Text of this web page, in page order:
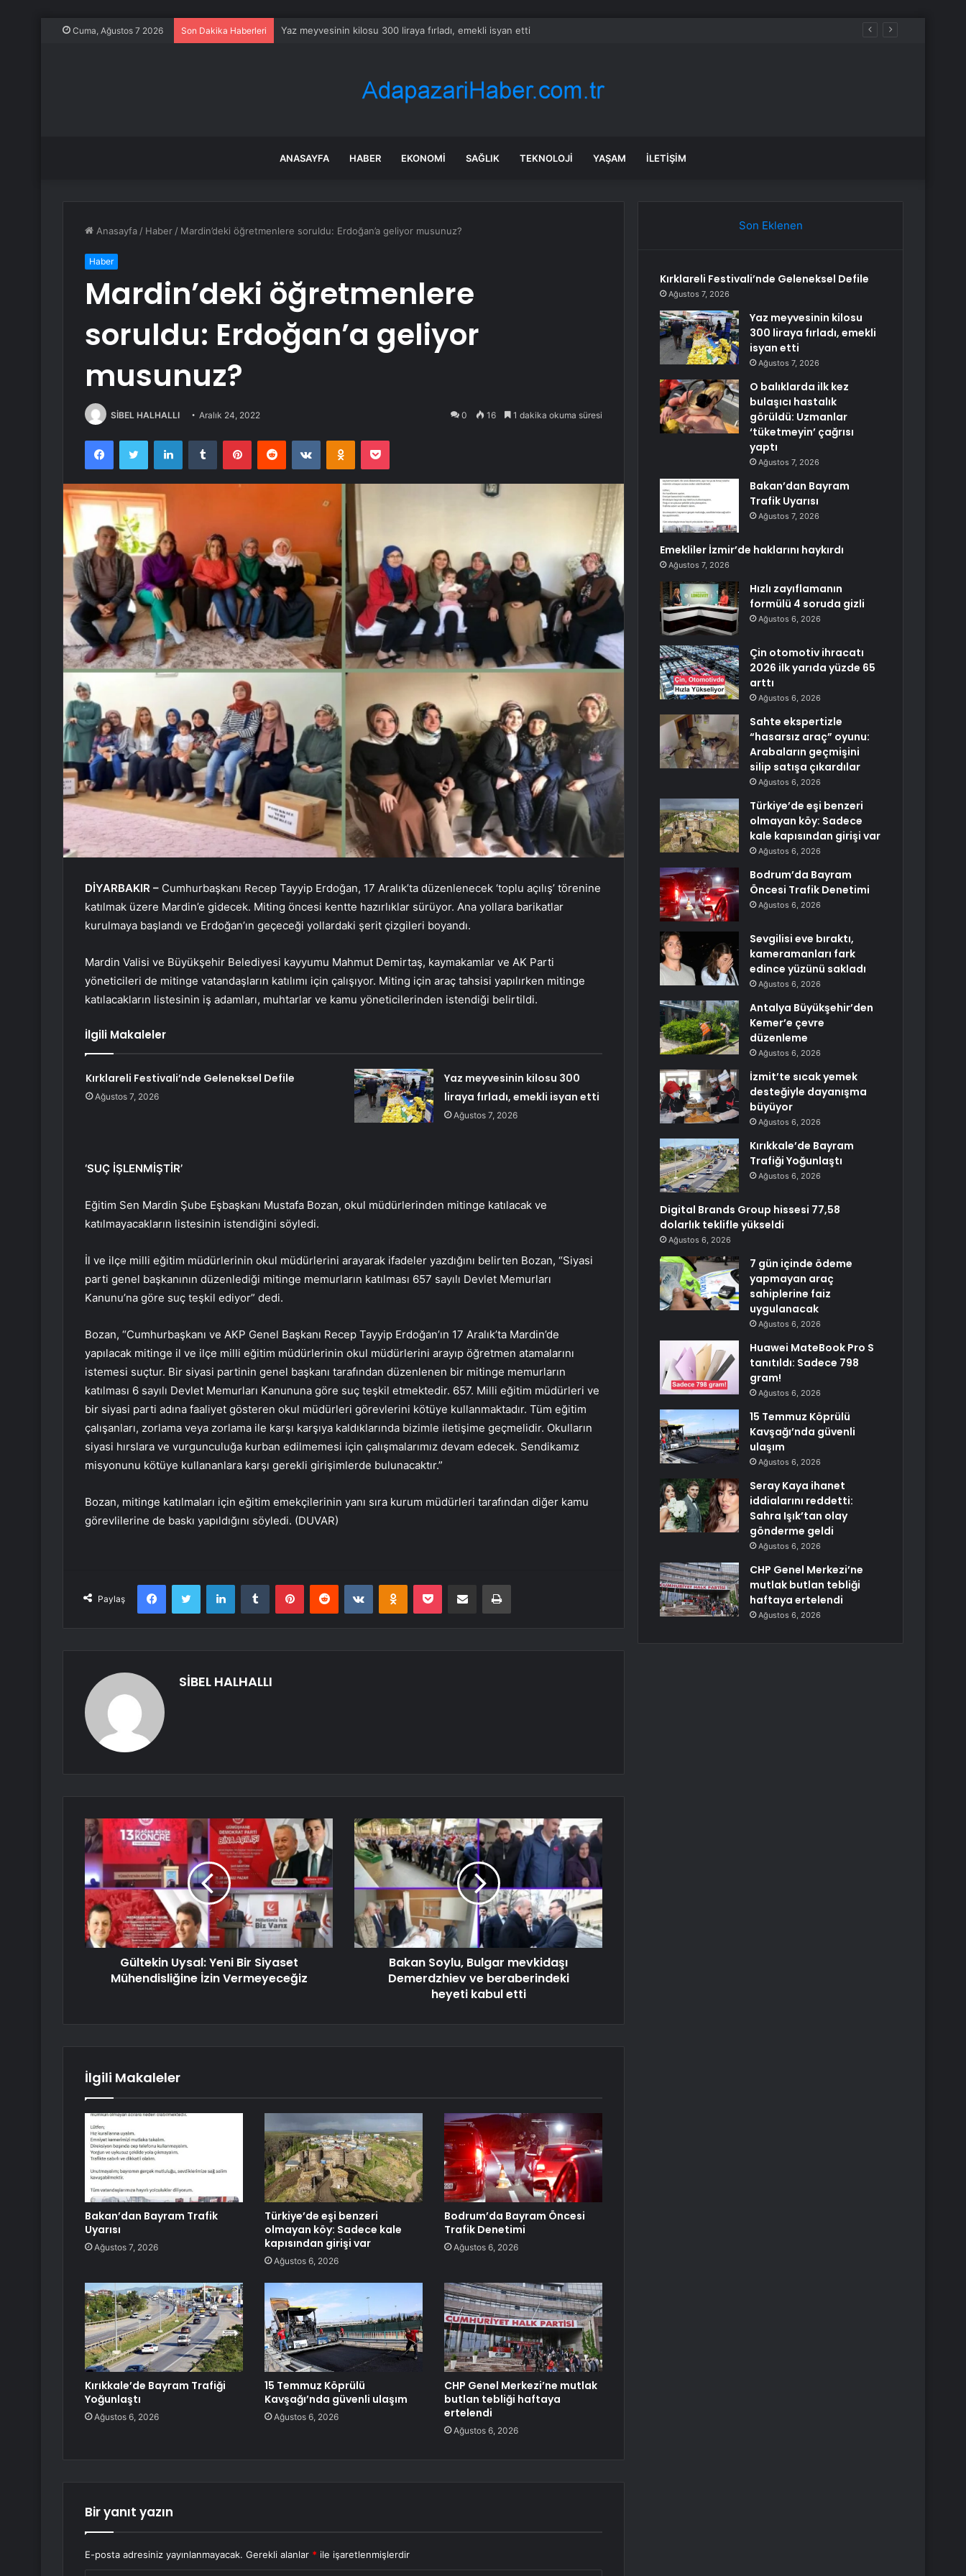
Cuma, Ağustos 7 2026 Son Dakika Haberleri Yaz meyvesinin kilosu 300 liraya fırladı, emekli isyan etti
ANASAYFA HABER EKONOMI SAĞLIK TEKNOLOJI YAŞAM İLETIŞIM
Anasayfa / Haber / Mardin’deki öğretmenlere soruldu: Erdoğan’a geliyor musunuz?
Haber
Mardin’deki öğretmenlere
soruldu: Erdoğan’a geliyor
musunuz?
SİBEL HALHALLI Aralık 24, 2022 0 16 1 dakika okuma süresi
FacebookTwitter LinkedInTumblr PinterestReddit VKontakteOdnoklassniki
Pocket
DİYARBAKIR – Cumhurbaşkanı Recep Tayyip Erdoğan, 17 Aralık’ta düzenlenecek ‘toplu açılış’ törenine
katılmak üzere Mardin’e gidecek. Miting öncesi kentte hazırlıklar sürüyor. Ana yollara barikatlar
kurulmaya başlandı ve Erdoğan’ın geçeceği yollardaki şerit çizgileri boyandı.
Mardin Valisi ve Büyükşehir Belediyesi kayyumu Mahmut Demirtaş, kaymakamlar ve AK Parti
yöneticileri de mitinge vatandaşların katılımı için çalışıyor. Miting için araç tahsisi yapılırken mitinge
katılacakların listesinin iş adamları, muhtarlar ve kamu yöneticilerinden istendiği belirtildi.
İlgili Makaleler
Kırklareli Festivali’nde Geleneksel Defile
Ağustos 7, 2026
Yaz meyvesinin kilosu 300
liraya fırladı, emekli isyan etti
Ağustos 7, 2026
‘SUÇ İŞLENMİŞTİR’
Eğitim Sen Mardin Şube Eşbaşkanı Mustafa Bozan, okul müdürlerinden mitinge katılacak ve
katılmayacakların listesinin istendiğini söyledi.
İl ve ilçe milli eğitim müdürlerinin okul müdürlerini arayarak ifadeler yazdığını belirten Bozan, “Siyasi
parti genel başkanının düzenlediği mitinge memurların katılması 657 sayılı Devlet Memurları
Kanunu’na göre suç teşkil ediyor” dedi.
Bozan, “Cumhurbaşkanı ve AKP Genel Başkanı Recep Tayyip Erdoğan’ın 17 Aralık’ta Mardin’de
yapılacak mitinge il ve ilçe milli eğitim müdürlerinin okul müdürlerini arayıp öğretmen atamalarını
istemesi suçtur. Bir siyasi partinin genel başkanı tarafından düzenlenen bir mitinge memurların
katılması 6 sayılı Devlet Memurları Kanununa göre suç teşkil etmektedir. 657. Milli eğitim müdürleri ve
bir siyasi parti adına faaliyet gösteren okul müdürleri görevlerini kötüye kullanmaktadır. Tüm eğitim
çalışanları, zorlama veya zorlama ile karşı karşıya kaldıklarında bizimle iletişime geçmelidir. Okulların
siyasi hırslara ve vurgunculuğa kurban edilmemesi için çalışmalarımız devam edecek. Sendikamız
misyonunu kötüye kullananlara karşı gerekli girişimlerde bulunacaktır.”
Bozan, mitinge katılmaları için eğitim emekçilerinin yanı sıra kurum müdürleri tarafından diğer kamu
görevlilerine de baskı yapıldığını söyledi. (DUVAR)
Paylaş
FacebookTwitter LinkedInTumblr PinterestReddit VKontakteOdnoklassniki
Pocket E-Posta ile paylaş Yazdır
SİBEL HALHALLI
Gültekin Uysal: Yeni Bir Siyaset
Mühendisliğine İzin Vermeyeceğiz
Bakan Soylu, Bulgar mevkidaşı
Demerdzhiev ve beraberindeki
heyeti kabul etti
İlgili Makaleler
Bakan’dan Bayram Trafik
Uyarısı
Ağustos 7, 2026
Türkiye’de eşi benzeri
olmayan köy: Sadece kale
kapısından girişi var
Ağustos 6, 2026
Bodrum’da Bayram Öncesi
Trafik Denetimi
Ağustos 6, 2026
Kırıkkale’de Bayram Trafiği
Yoğunlaştı
Ağustos 6, 2026
15 Temmuz Köprülü
Kavşağı’nda güvenli ulaşım
Ağustos 6, 2026
CHP Genel Merkezi’ne mutlak
butlan tebliği haftaya
ertelendi
Ağustos 6, 2026
Bir yanıt yazın
E-posta adresiniz yayınlanmayacak. Gerekli alanlar * ile işaretlenmişlerdir
Son Eklenen
Kırklareli Festivali’nde Geleneksel Defile
Ağustos 7, 2026
Yaz meyvesinin kilosu
300 liraya fırladı, emekli
isyan etti
Ağustos 7, 2026
O balıklarda ilk kez
bulaşıcı hastalık
görüldü: Uzmanlar
‘tüketmeyin’ çağrısı
yaptı
Ağustos 7, 2026
Bakan’dan Bayram
Trafik Uyarısı
Ağustos 7, 2026
Emekliler İzmir’de haklarını haykırdı
Ağustos 7, 2026
Hızlı zayıflamanın
formülü 4 soruda gizli
Ağustos 6, 2026
Çin otomotiv ihracatı
2026 ilk yarıda yüzde 65
arttı
Ağustos 6, 2026
Sahte ekspertizle
“hasarsız araç” oyunu:
Arabaların geçmişini
silip satışa çıkardılar
Ağustos 6, 2026
Türkiye’de eşi benzeri
olmayan köy: Sadece
kale kapısından girişi var
Ağustos 6, 2026
Bodrum’da Bayram
Öncesi Trafik Denetimi
Ağustos 6, 2026
Sevgilisi eve bıraktı,
kameramanları fark
edince yüzünü sakladı
Ağustos 6, 2026
Antalya Büyükşehir’den
Kemer’e çevre
düzenleme
Ağustos 6, 2026
İzmit’te sıcak yemek
desteğiyle dayanışma
büyüyor
Ağustos 6, 2026
Kırıkkale’de Bayram
Trafiği Yoğunlaştı
Ağustos 6, 2026
Digital Brands Group hissesi 77,58
dolarlık teklifle yükseldi
Ağustos 6, 2026
7 gün içinde ödeme
yapmayan araç
sahiplerine faiz
uygulanacak
Ağustos 6, 2026
Huawei MateBook Pro S
tanıtıldı: Sadece 798
gram!
Ağustos 6, 2026
15 Temmuz Köprülü
Kavşağı’nda güvenli
ulaşım
Ağustos 6, 2026
Seray Kaya ihanet
iddialarını reddetti:
Sahra Işık’tan olay
gönderme geldi
Ağustos 6, 2026
CHP Genel Merkezi’ne
mutlak butlan tebliği
haftaya ertelendi
Ağustos 6, 2026